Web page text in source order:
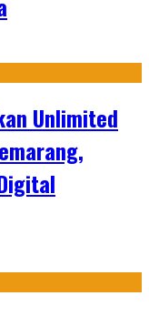
Unlimited